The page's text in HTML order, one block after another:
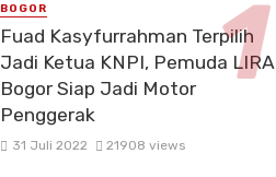
BOGOR
Fuad Kasyfurrahman Terpilih
Jadi Ketua KNPI, Pemuda LIRA
Bogor Siap Jadi Motor
Penggerak
31 Juli 2022 21908 views